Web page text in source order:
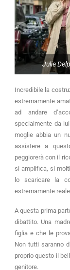
Julie
Incredibile la
estremamente
ad andare
specialmente da
moglie abbia un
assistere a
peggiorerà con il
si amplifica, si
lo scaricare la
estremamente
A questa prima
dibattito. Una
figlia e che le
Non tutti saranno
proprio questo il
genitore.